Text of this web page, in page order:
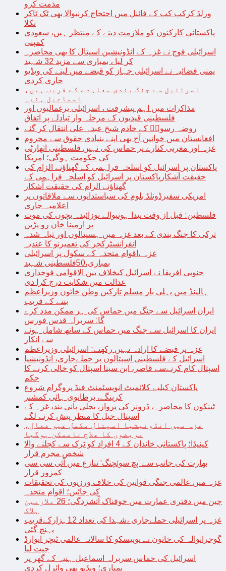
مذمت کرو
ورلڈ کرکپ کپ کے فائنل میں احتجاج کرنیوالا بھی ٹک ٹاکر
نکلا
پاکستانی کارکنوں کو ملازمت دینے کے منتظر ہیں، سعودی
کمپنی
اسرائیلی فوج نے غزہ کے انڈونیشین اسپتال کا بھی محاصرہ
کر لیا ، بمباری سے مزید 32 شہید
یمنی فضائیہ نے اسرائیلی جہاز کو قبضے میں لینے کی ویڈیو
جاری کردی
اسرائیل سے جنگ بندی معاہدے کے قریب ہیں،
اسماعیل ہنیہ
مذاکرات میں اہم پیشرفت ، اسرائیلی یرغمالیوں اور
فلسطینی قیدیوں کے مرحلہ وار تبادلے پر اتفاق
روضہ رسولؐ کے خادم شیخ عبدہ علی انتقال کر گئے
افغانستان میں خواتین آج بھی اپنے بنیادی حقوق سے محروم
غزہ اور مغربی کنارے پر حماس کی نہیں فلسطینی اتھارٹی
کی حکومت ہوگی؛ امریکا
پاکستان پر اسرائیل کو اسلحہ فراہمی کے گھناؤنے الزام کی
حقیقت آشکارپاکستان پر اسرائیل کو اسلحہ فراہمی کے
گھناؤنے الزام کی حقیقت آشکار
امریکی سفیرڈونلڈ بلوم کی سیاستدانوں سے ملاقاتوں پر
اعلامیہ جاری
فلسطین: قبل از وقت پیدا ہونیوالے نوزائیدہ بچوں کی موت
پر ارمینا خان رو پڑیں
ترکی کا جنگ بندی کے بعد غزہ میں ہسپتالوں اور تباہ شدہ
انفرانسٹرکچر کی تعمیرنو کا عندیہ
غزہ ،اقوام متحدہ کے سکول پر اسرائیلی
بمباری،50فلسطینی شہید
جنوبی افریقا نے اسرائیل کیخلاف بین الاقوامی فوجداری
عدالت میں شکایت درج کرا دی
ہالینڈ میں پہلی بار مسلم تارکین وطن خاتون وزیراعظم
بننے کے قریب
ایران اسرائیل سے جنگ میں حماس کی ہر ممکن مدد کرے
گا: سربراہ قدس فورس
ایران کا اسرائیل سے جنگ میں حماس کے ساتھ شامل ہونے
سے انکار
غزہ پر قبضے کا ارادہ نہیں رکھتے: اسرائیلی وزیراعظم
اسرائیل کے فلسطینی اسپتالوں پر حملےجاری، انڈونیشیا
اسپتال کام کرنےسے قاصر، ابن سینا اسپتال کو خالی کرنے کا
حکم
پاکستان کیلیے کلائمیٹ انویسٹمنٹ فنڈ پروگرام شروع
کرینگے، برطانوی ہائی کمشنر
ٹینکوں کا محاصرہ، ڈرونز کی پرواز، بجلی پانی بند، غزہ کے
اسپتال جیل کا منظر پیش کرنے لگے
غزہ میں انڈونیشیا اسپتال مکمل غیر فعال،
مریضوں کا علاج ناممکن ہوگیا
کینیڈا؛ پاکستانی خاندان کے 4 افراد کو ٹرک سے کچلنے والا
شخص مجرم قرار
بھارت کی جانب سے ’پچ سوئچنگ‘ تنازع میں آئی سی سی
کمزور قرار
غزہ میں عالمی جنگی قوانین کی خلاف ورزیوں کی تحقیقات
کی جائیں؛ اقوام متحدہ
چین میں دفتری عمارت میں خوفناک آتشزدگی؛ 26 ملازمین
ہلاک
غزہ پر اسرائیلی حملےجاری ،شہدا کی تعداد 12ہزارکےقریب
پہنچ گئی
گوجرانوالہ کی خاتون نے یونیسکو کا سالانہ عالمی ٹیچر ایوارڈ
جیت لیا
اسرائیل کی حماس سربراہ اسماعیل ہنیہ کے گھر پر
بمباری؛ ویڈیو بھی وائرل کردی